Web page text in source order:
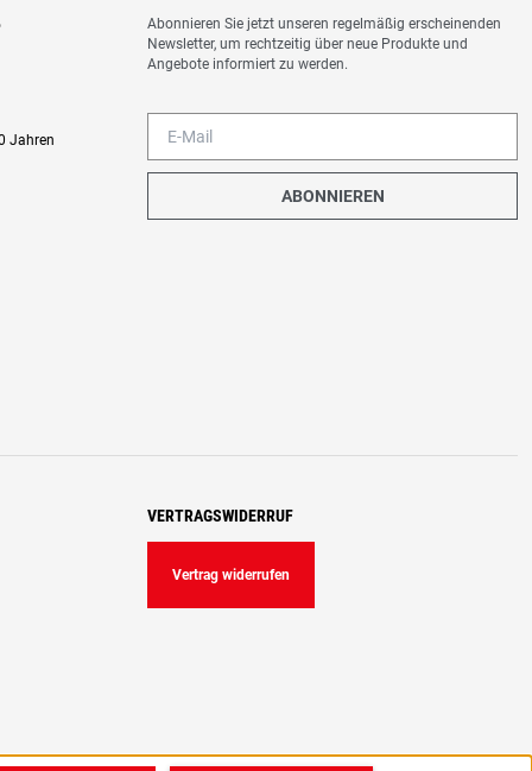
Jahren
Abonnieren Sie jetzt unseren regelmäßig erscheinenden
Newsletter, um rechtzeitig über neue Produkte und
Angebote informiert zu werden.
ABONNIEREN
VERTRAGSWIDERRUF
Vertrag widerrufen